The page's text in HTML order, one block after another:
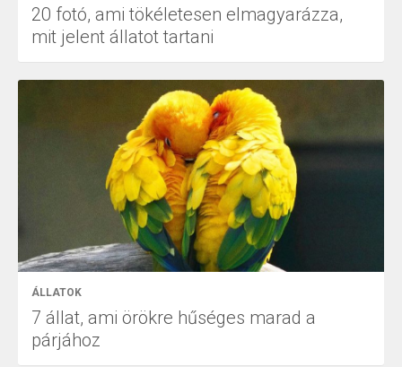
20 fotó, ami tökéletesen elmagyarázza,
mit jelent állatot tartani
ÁLLATOK
7 állat, ami örökre hűséges marad a
párjához